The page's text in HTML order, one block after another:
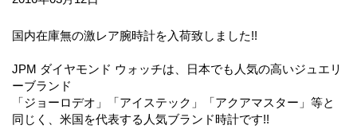
国内在庫無の激レア腕時計を入荷致しました!!
JPM ダイヤモンド ウォッチは、日本でも人気の高いジュエリ
ーブランド
「ジョーロデオ」「アイステック」「アクアマスター」等と
同じく、米国を代表する人気ブランド時計です!!